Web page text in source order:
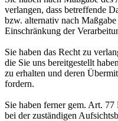
verlangen, dass betreffende
bzw. alternativ nach
Einschränkung der
Sie haben das Recht zu
die Sie uns bereitgestellt
zu erhalten und deren
fordern.
Sie haben ferner gem. Art.
bei der zuständigen